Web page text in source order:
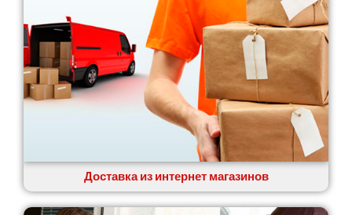
Доставка из интернет магазинов